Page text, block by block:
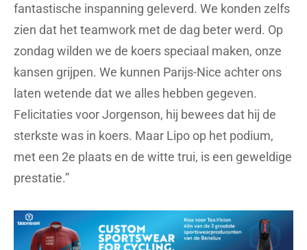
fantastische inspanning geleverd. We konden zelfs
zien dat het teamwork met de dag beter werd. Op
zondag wilden we de koers speciaal maken, onze
kansen grijpen. We kunnen Parijs-Nice achter ons
laten wetende dat we alles hebben gegeven.
Felicitaties voor Jorgenson, hij bewees dat hij de
sterkste was in koers. Maar Lipo op het podium,
met een 2e plaats en de witte trui, is een geweldige
prestatie.”